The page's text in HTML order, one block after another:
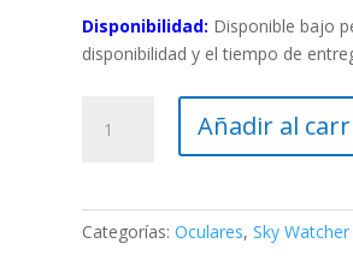
Disponibilidad: Disponible bajo
disponibilidad y el tiempo de
Sky-
Añadir al
Categorías: Oculares, Sky Watcher